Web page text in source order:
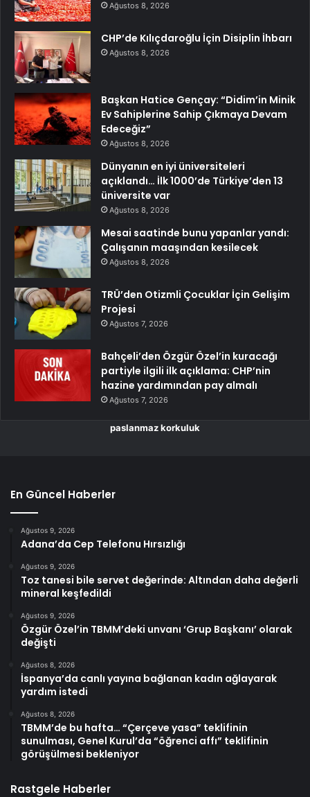
Ağustos 8, 2026
CHP’de Kılıçdaroğlu İçin Disiplin İhbarı
Ağustos 8, 2026
Başkan Hatice Gençay: “Didim’in Minik
Ev Sahiplerine Sahip Çıkmaya Devam
Edeceğiz”
Ağustos 8, 2026
Dünyanın en iyi üniversiteleri
açıklandı… İlk 1000’de Türkiye’den 13
üniversite var
Ağustos 8, 2026
Mesai saatinde bunu yapanlar yandı:
Çalışanın maaşından kesilecek
Ağustos 8, 2026
TRÜ’den Otizmli Çocuklar İçin Gelişim
Projesi
Ağustos 7, 2026
Bahçeli’den Özgür Özel’in kuracağı
partiyle ilgili ilk açıklama: CHP’nin
hazine yardımından pay almalı
Ağustos 7, 2026
paslanmaz korkuluk
En Güncel Haberler
Ağustos 9, 2026
Adana’da Cep Telefonu Hırsızlığı
Ağustos 9, 2026
Toz tanesi bile servet değerinde: Altından daha değerli
mineral keşfedildi
Ağustos 9, 2026
Özgür Özel’in TBMM’deki unvanı ‘Grup Başkanı’ olarak
değişti
Ağustos 8, 2026
İspanya’da canlı yayına bağlanan kadın ağlayarak
yardım istedi
Ağustos 8, 2026
TBMM’de bu hafta… “Çerçeve yasa” teklifinin
sunulması, Genel Kurul’da “öğrenci affı” teklifinin
görüşülmesi bekleniyor
Rastgele Haberler